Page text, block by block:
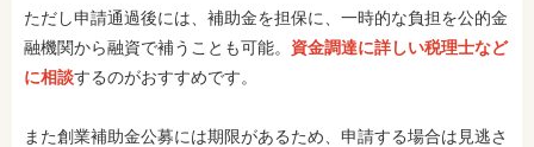
ただし申請通過後には、補助金を担保に、一時的な負担を公的金
融機関から融資で補うことも可能。 資金調達に詳しい税理士など
に相談するのがおすすめです。
また創業補助金公募には期限があるため、申請する場合は見逃さ